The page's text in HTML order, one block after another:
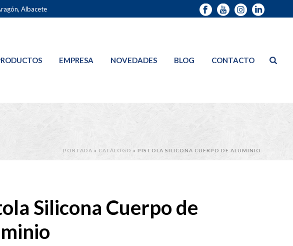
Albacete
EMPRESA NOVEDADES BLOG CONTACTO
PORTADA » CATÁLOGO » PISTOLA SILICONA CUERPO DE ALUMINIO
Silicona Cuerpo de